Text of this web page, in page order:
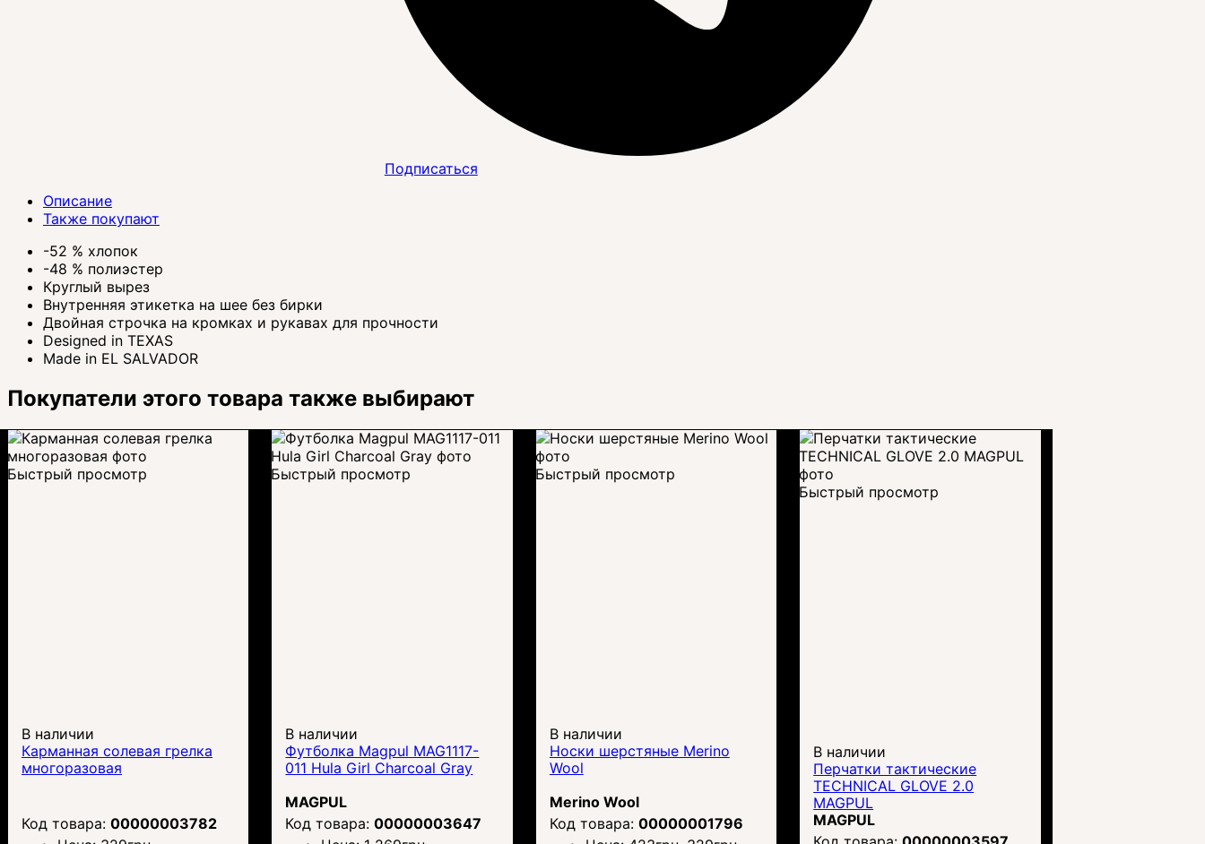
Подписаться
Описание
Также покупают
-52 % хлопок
-48 % полиэстер
Круглый вырез
Внутренняя этикетка на шее без бирки
Двойная строчка на кромках и рукавах для прочности
Designed in TEXAS
Made in EL SALVADOR
Покупатели этого товара также выбирают
Быстрый просмотр
В наличии
Карманная солевая грелка
многоразовая
00000003782
Быстрый просмотр
В наличии
Футболка Magpul MAG1117-
011 Hula Girl Charcoal Gray
MAGPUL
00000003647
Быстрый просмотр
В наличии
Носки шерстяные Merino
Wool
Merino Wool
00000001796
Быстрый просмотр
В наличии
Перчатки тактические
TECHNICAL GLOVE 2.0
MAGPUL
MAGPUL